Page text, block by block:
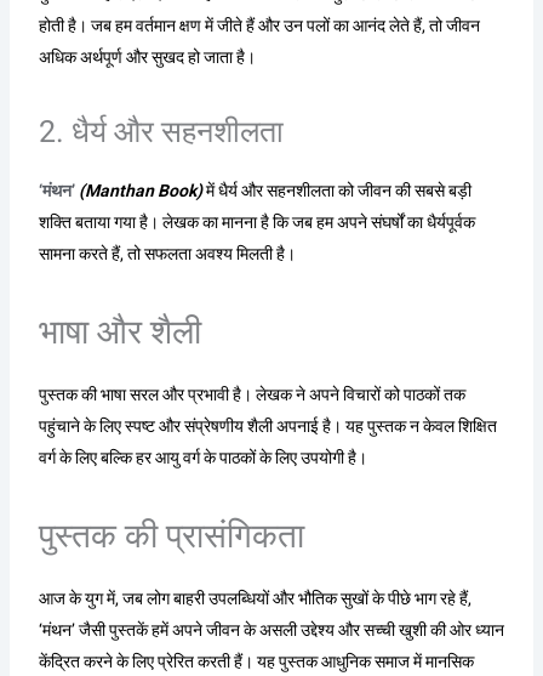
होती है। जब हम वर्तमान क्षण में जीते हैं और उन पलों का आनंद लेते हैं, तो जीवन
अधिक अर्थपूर्ण और सुखद हो जाता है।
2. धैर्य और सहनशीलता
‘मंथन’(Manthan Book)में धैर्य और सहनशीलता को जीवन की सबसे बड़ी
शक्ति बताया गया है। लेखक का मानना है कि जब हम अपने संघर्षों का धैर्यपूर्वक
सामना करते हैं, तो सफलता अवश्य मिलती है।
भाषा और शैली
पुस्तक की भाषा सरल और प्रभावी है। लेखक ने अपने विचारों को पाठकों तक
पहुंचाने के लिए स्पष्ट और संप्रेषणीय शैली अपनाई है। यह पुस्तक न केवल शिक्षित
वर्ग के लिए बल्कि हर आयु वर्ग के पाठकों के लिए उपयोगी है।
पुस्तक की प्रासंगिकता
आज के युग में, जब लोग बाहरी उपलब्धियों और भौतिक सुखों के पीछे भाग रहे हैं,
‘मंथन’ जैसी पुस्तकें हमें अपने जीवन के असली उद्देश्य और सच्ची खुशी की ओर ध्यान
केंद्रित करने के लिए प्रेरित करती हैं। यह पुस्तक आधुनिक समाज में मानसिक